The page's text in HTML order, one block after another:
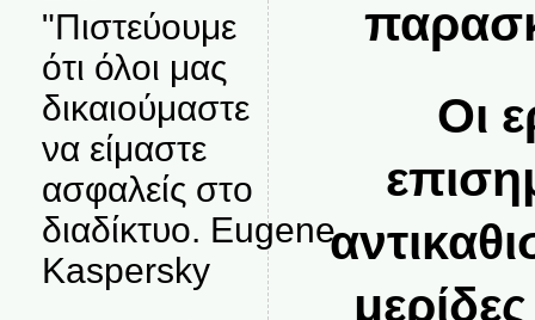
"Πιστεύουμε
ότι όλοι μας
δικαιούμαστε
να είμαστε
ασφαλείς στο
διαδίκτυο. Eugene
Kaspersky
Οι